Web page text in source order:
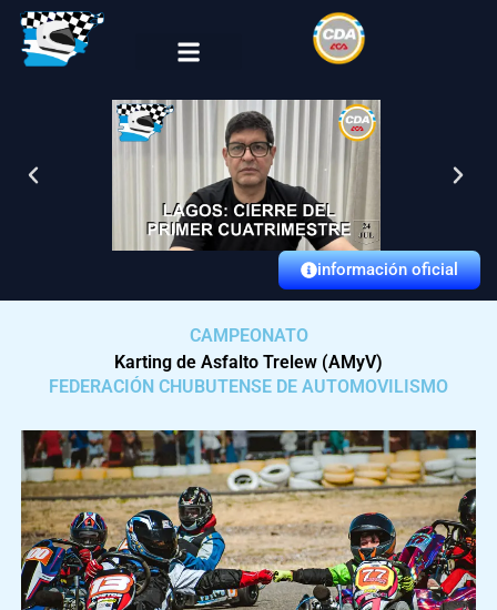
Skip
content
información oficial
CAMPEONATO
Karting de Asfalto Trelew (AMyV)
FEDERACIÓN CHUBUTENSE DE AUTOMOVILISMO